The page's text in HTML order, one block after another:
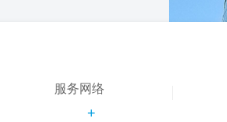
服务网络
+